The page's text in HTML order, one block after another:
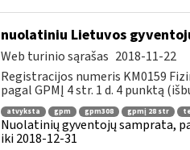
nuolatiniu Lietuvos
Web turinio sąrašas 2018-11-22
Registracijos numeris KM0159
pagal GPMĮ 4 str. 1 d. 4 punktą
atvyksta gpm gpm308 gpmį 28 str
Nuolatinių gyventojų samprata,
iki 2018-12-31